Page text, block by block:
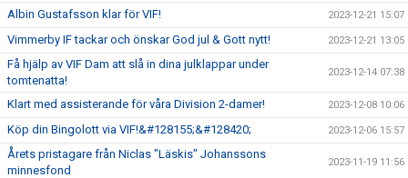
Albin Gustafsson klar för VIF! 2023-12-21 15:07
Vimmerby IF tackar och önskar God jul & Gott nytt! 2023-12-21 13:05
Få hjälp av VIF Dam att slå in dina julklappar under
tomtenatta!
2023-12-14 07:38
Klart med assisterande för våra Division 2-damer! 2023-12-08 10:06
Köp din Bingolott via VIF!&#128155;&#128420; 2023-12-06 15:57
Årets pristagare från Niclas "Läskis" Johanssons
minnesfond
2023-11-19 11:56